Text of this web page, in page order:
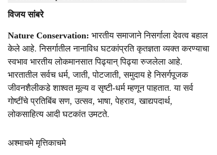
r
e
विजय सांबरे
Nature Conservation: भारतीय समाजाने निसर्गाला देवत्व बहाल
केले आहे. निसर्गातील नानाविध घटकांप्रति कृतज्ञता व्यक्त करण्याचा
स्वभाव भारतीय लोकमानसात पिढ्यान् पिढ्या रुजलेला आहे.
भारतातील सर्वच धर्म, जाती, पोटजाती, समुदाय हे निसर्गपूजक
जीवनशैलीकडे शाश्वत मूल्य व सृष्टी-धर्म म्हणून पाहतात. या सर्व
गोष्टींचे प्रतिबिंब सण, उत्सव, भाषा, पेहराव, खाद्यपदार्थ,
लोकसाहित्य आदी घटकांत उमटते.
अश्माचमे मृत्तिकाचमे